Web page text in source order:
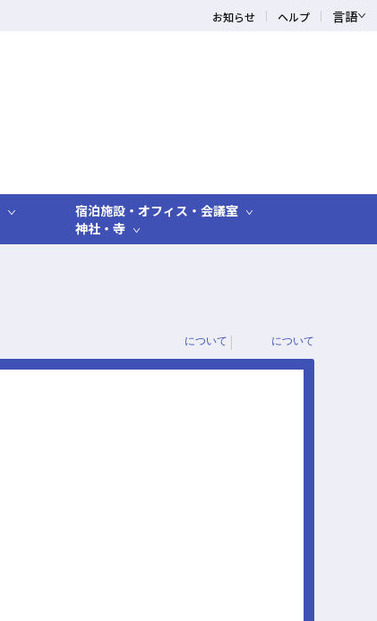
お知らせ ヘルプ 言語
宿泊施設・オフィス・会議室
神社・寺
について | について